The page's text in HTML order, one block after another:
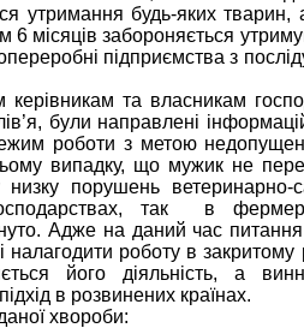
утримання будь-яких тварин,
6 місяців забороняється
підприємства з
керівникам та власникам
були направлені
роботи з метою
випадку, що мужик не
низку порушень ветеринарно-
так в
Адже на даний час
налагодити роботу в
його діяльність, а
в розвинених країнах.
хвороби: